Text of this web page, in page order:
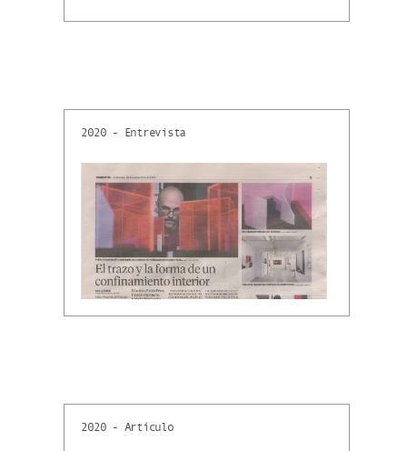
2020 - Entrevista
2020 - Artículo